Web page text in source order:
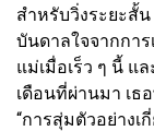
สำหรับวิ่งระยะสั้น
บันดาลใจจากกา
แม่เมื่อเร็ว ๆ นี้ แ
เดือนที่ผ่านมา เธ
“การสุ่มตัวอย่าง